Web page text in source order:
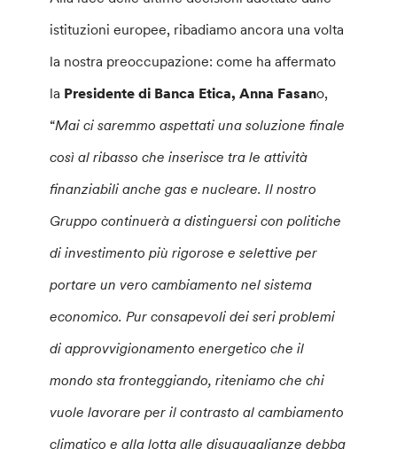
istituzioni europee, ribadiamo ancora una volta
la nostra preoccupazione: come ha affermato
la Presidente di Banca Etica, Anna Fasano,
“Mai ci saremmo aspettati una soluzione finale
così al ribasso che inserisce tra le attività
finanziabili anche gas e nucleare. Il nostro
Gruppo continuerà a distinguersi con politiche
di investimento più rigorose e selettive per
portare un vero cambiamento nel sistema
economico. Pur consapevoli dei seri problemi
di approvvigionamento energetico che il
mondo sta fronteggiando, riteniamo che chi
vuole lavorare per il contrasto al cambiamento
climatico e alla lotta alle disuguaglianze debba